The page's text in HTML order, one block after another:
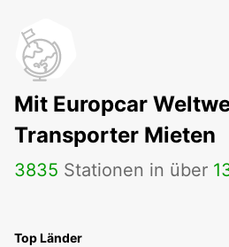
Mit Europcar
Transporter Mieten
3835 Stationen in über
Top Länder